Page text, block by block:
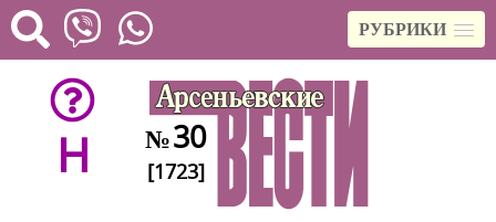
РУБРИКИ
H №30
[1723]